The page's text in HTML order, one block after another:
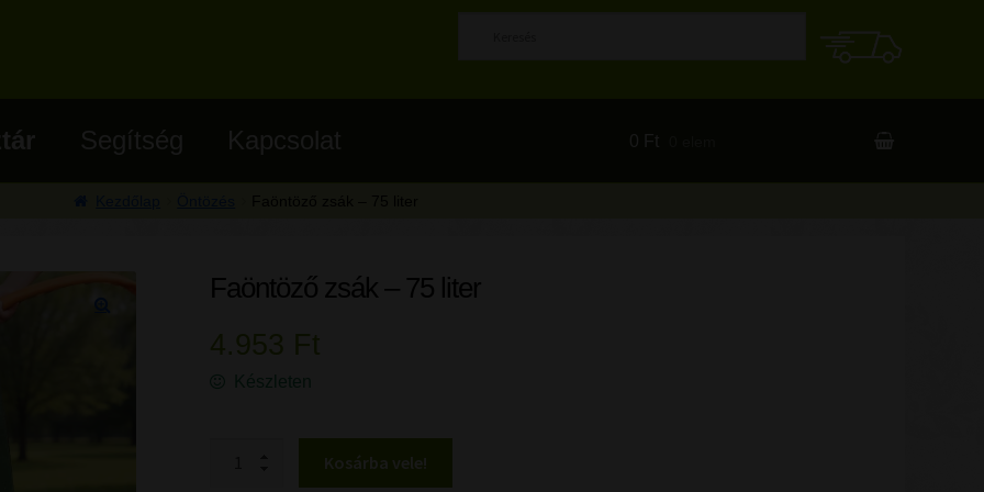
Faöntöző zsák – 75 liter
4.953 Ft
Készleten
Faöntöző zsák - 75 liter mennyiség
Kosárba vele!